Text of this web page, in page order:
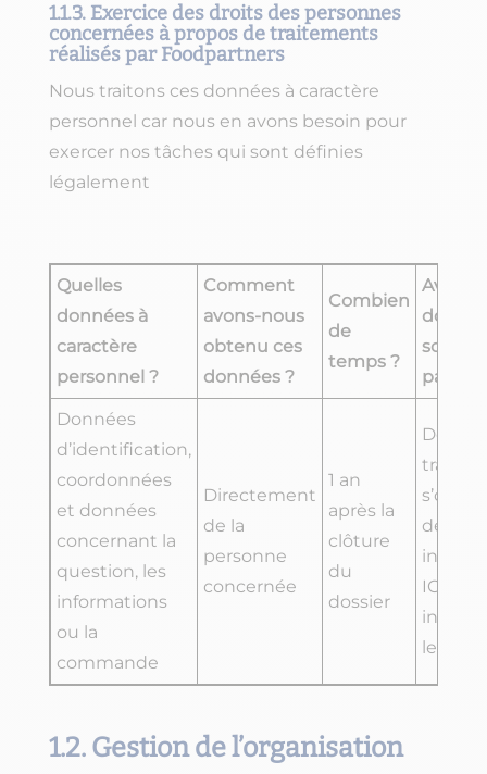
1.1.3. Exercice des droits des personnes
concernées à propos de traitements
réalisés par Foodpartners
Nous traitons ces données à caractère
personnel car nous en avons besoin pour
exercer nos tâches qui sont définies
légalement
Quelles
données à
caractère
personnel ?
Comment
avons-nous
obtenu ces
données ?
Combien
de
temps ?
Avec
sont-
Données
d’identification,
coordonnées
et données
concernant la
question, les
informations
ou la
commande
Directement
de la
personne
concernée
1 an
après la
clôture
du
dossier
Des
de
ICT si
le
1.2. Gestion de l’organisation